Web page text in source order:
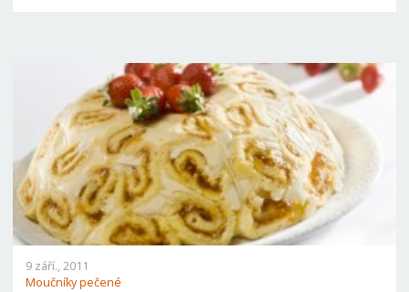
9 září., 2011
Moučníky pečené